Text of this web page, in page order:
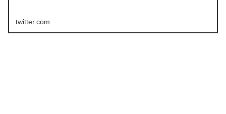
twitter.com